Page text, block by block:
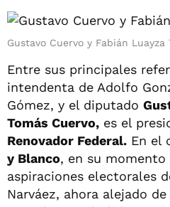
Gustavo Cuervo y Fabián Luayza
Entre sus principales
intendenta de Adolfo
Gómez, y el diputado
Tomás Cuervo, es el
Renovador Federal. En el
y Blanco, en su momento
aspiraciones electorales
Narváez, ahora alejado